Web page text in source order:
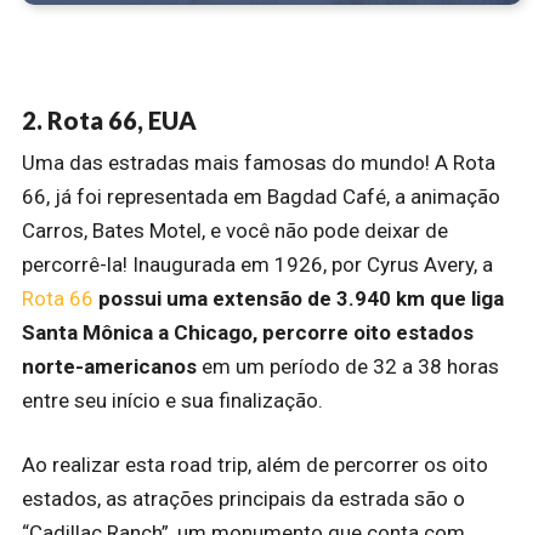
2. Rota 66, EUA
Uma das estradas mais famosas do mundo! A Rota
66, já foi representada em Bagdad Café, a animação
Carros, Bates Motel, e você não pode deixar de
percorrê-la! Inaugurada em 1926, por Cyrus Avery, a
Rota 66 possui uma extensão de 3.940 km que liga
Santa Mônica a Chicago, percorre oito estados
norte-americanos em um período de 32 a 38 horas
entre seu início e sua finalização.
Ao realizar esta road trip, além de percorrer os oito
estados, as atrações principais da estrada são o